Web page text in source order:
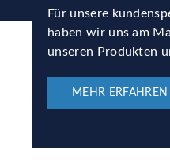
Für unsere
haben wir uns am
unseren Produkten
MEHR ERFAHREN